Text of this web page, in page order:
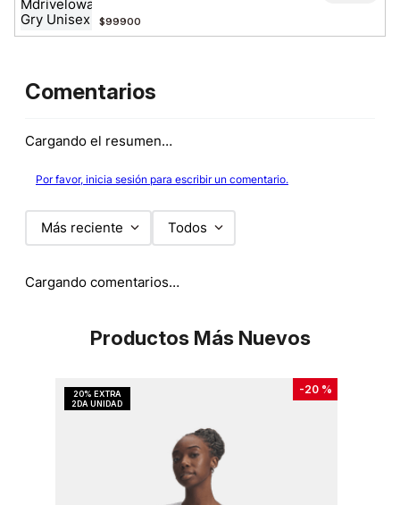
$99900
Comentarios
Cargando el resumen…
Por favor, inicia sesión para escribir un comentario.
Más reciente Todos
Cargando comentarios…
Productos Más Nuevos
-20 %